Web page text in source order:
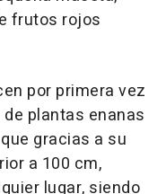
frutos rojos
por primera vez
plantas enanas
gracias a su
a 100 cm,
lugar, siendo